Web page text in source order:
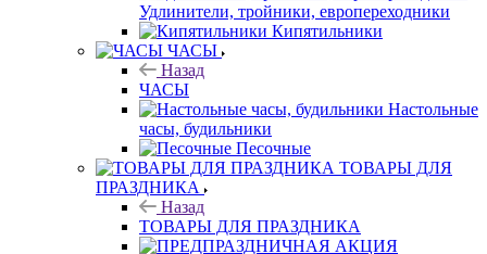
Удлинители, тройники, европереходники
Кипятильники
ЧАСЫ
Назад
ЧАСЫ
Настольные
часы, будильники
Песочные
ТОВАРЫ ДЛЯ
ПРАЗДНИКА
Назад
ТОВАРЫ ДЛЯ ПРАЗДНИКА